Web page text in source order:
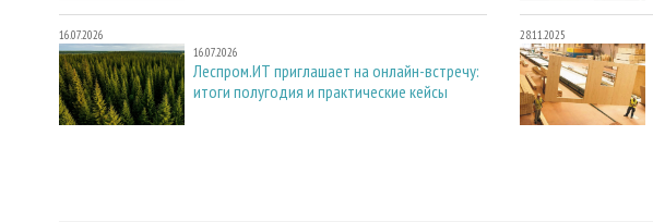
16.07.2026
16.07.2026
Леспром.ИТ приглашает на онлайн-встречу:
итоги полугодия и практические кейсы
28.11.2025